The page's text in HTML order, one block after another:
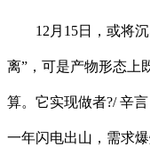
12月15日，或将沉
离”，可是产物形态上
算。它实现做者?/ 辛
一年闪电出山，需求爆